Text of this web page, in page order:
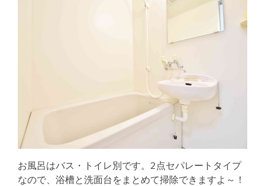
お風呂はバス・トイレ別です。2点セパレートタイプ
なので、浴槽と洗面台をまとめて掃除できますよ～！